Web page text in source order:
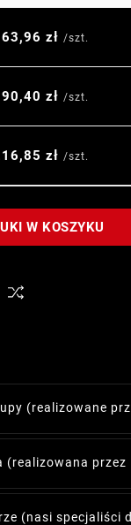
zł /szt.
zł /szt.
zł /szt.
W KOSZYKU
(realizowane
(realizowana przez
(nasi specjaliści